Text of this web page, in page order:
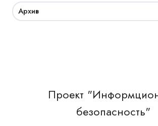
Архив
Проект
безопасность"